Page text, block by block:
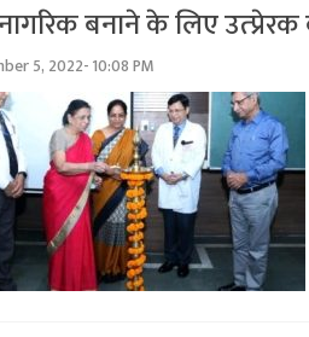
बनाने के लिए
5, 2022- 10:08 PM